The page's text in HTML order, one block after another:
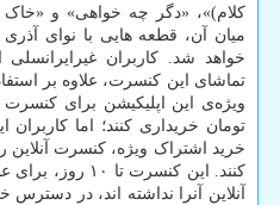
کلام)»، «دگر چه خواهی» و «خاک
میان آن، قطعه هایی با نوای
خواهد شد. کاربران
تماشای این کنسرت، علاوه بر
تومان خریداری کنند؛ اما کاربران
خرید اشتراک ویژه، کنسرت آنلاین
کنند. این کنسرت
آنلاین آنرا نداشته اند، در دسترس